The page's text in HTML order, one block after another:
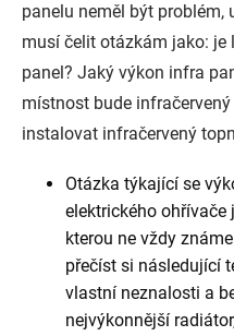
panelu neměl být problém,
musí čelit otázkám jako:
panel? Jaký výkon infra
místnost bude
instalovat infračervený
Otázka týkající se
elektrického ohřívače
kterou ne vždy
přečíst si následující
vlastní neznalosti a
nejvýkonnější